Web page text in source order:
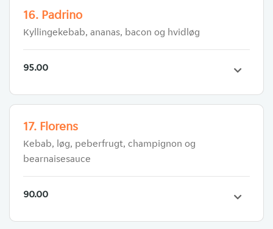
16. Padrino
Kyllingekebab, ananas, bacon og hvidløg
95.00
17. Florens
Kebab, løg, peberfrugt, champignon og
bearnaisesauce
90.00